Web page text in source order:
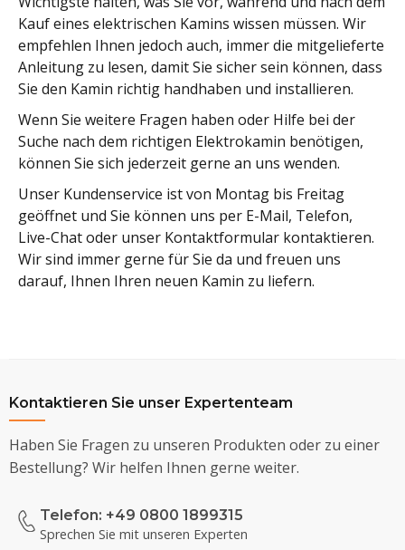
Kauf eines elektrischen Kamins wissen müssen. Wir
empfehlen Ihnen jedoch auch, immer die mitgelieferte
Anleitung zu lesen, damit Sie sicher sein können, dass
Sie den Kamin richtig handhaben und installieren.
Wenn Sie weitere Fragen haben oder Hilfe bei der
Suche nach dem richtigen Elektrokamin benötigen,
können Sie sich jederzeit gerne an uns wenden.
Unser Kundenservice ist von Montag bis Freitag
geöffnet und Sie können uns per E-Mail, Telefon,
Live-Chat oder unser Kontaktformular kontaktieren.
Wir sind immer gerne für Sie da und freuen uns
darauf, Ihnen Ihren neuen Kamin zu liefern.
Kontaktieren Sie unser Expertenteam
Haben Sie Fragen zu unseren Produkten oder zu einer
Bestellung? Wir helfen Ihnen gerne weiter.
Telefon: +49 0800 1899315
Sprechen Sie mit unseren Experten